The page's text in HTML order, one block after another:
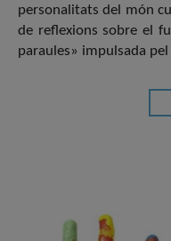
personalitats del món
de reflexions sobre el
paraules» impulsada pel